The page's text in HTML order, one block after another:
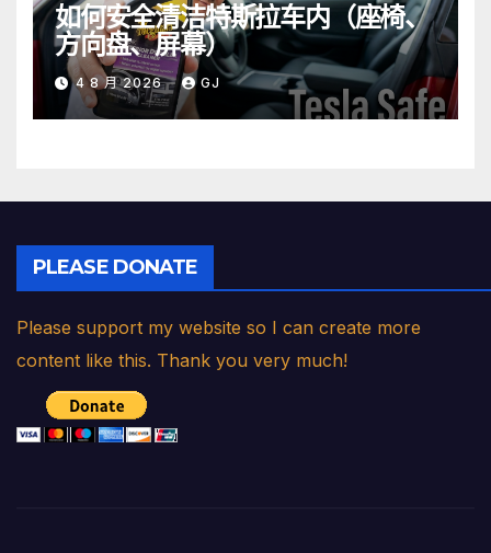
如何安全清洁特斯拉车内（座椅、
方向盘、屏幕）
4 8 月 2026 GJ
PLEASE DONATE
Please support my website so I can create more
content like this. Thank you very much!